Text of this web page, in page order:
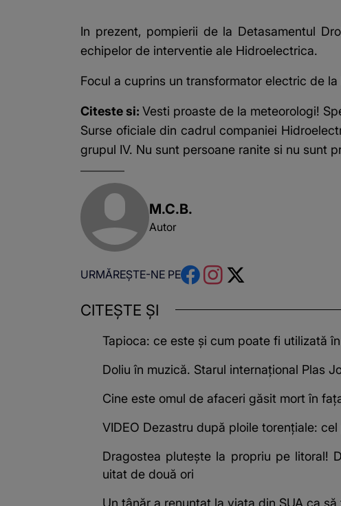
In prezent, pompierii de la Detasamentul
echipelor de interventie ale Hidroelectrica.
Focul a cuprins un transformator electric de la
Citeste si: Vesti proaste de la meteorologi!
Surse oficiale din cadrul companiei
grupul IV. Nu sunt persoane ranite si nu sunt
M.C.B.
Autor
URMĂREȘTE-NE PE
CITEȘTE ȘI
Tapioca: ce este și cum poate fi utilizată
Doliu în muzică. Starul internațional Plas
Cine este omul de afaceri găsit mort în
VIDEO Dezastru după ploile torențiale:
Dragostea plutește la propriu pe litoral!
uitat de două ori
Un tânăr a renunțat la viața din SUA ca